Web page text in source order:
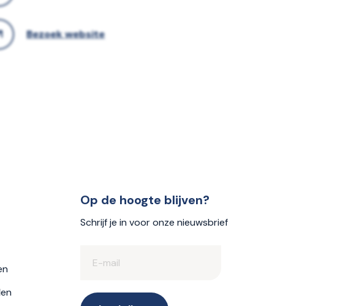
Bezoek website
Op de hoogte blijven?
Schrijf je in voor onze nieuwsbrief